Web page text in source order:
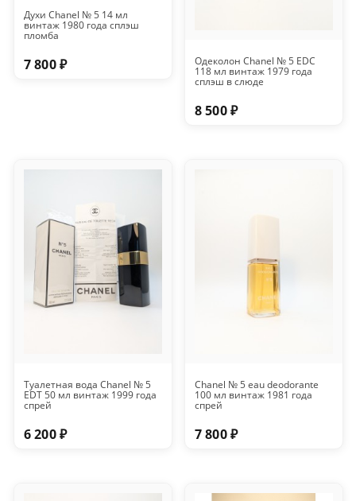
Духи Chanel № 5 14 мл
винтаж 1980 года сплэш
пломба
7 800 ₽ Одеколон Chanel № 5 EDC
118 мл винтаж 1979 года
сплэш в слюде
8 500 ₽
Туалетная вода Chanel № 5
EDT 50 мл винтаж 1999 года
спрей
6 200 ₽
Chanel № 5 eau deodorante
100 мл винтаж 1981 года
спрей
7 800 ₽